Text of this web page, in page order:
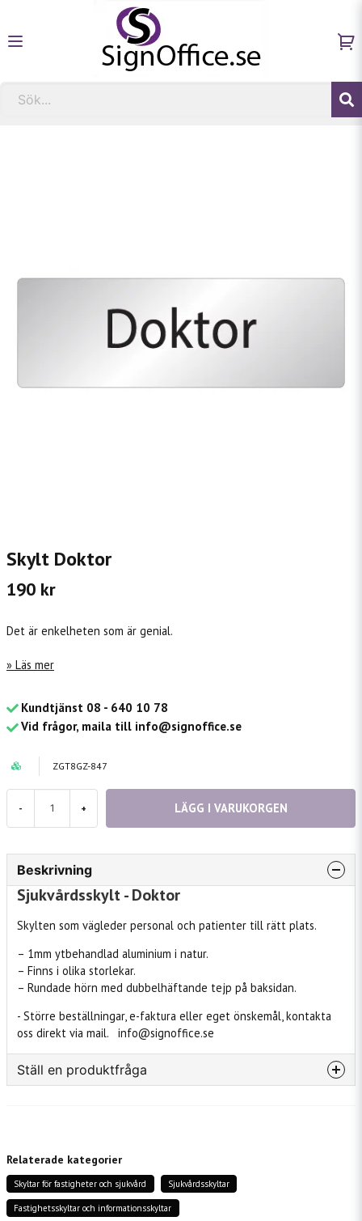
Skylt Doktor
190 kr
Det är enkelheten som är genial.
Läs mer
Kundtjänst 08 - 640 10 78
Vid frågor, maila till info@signoffice.se
ZGT8GZ-847
- + LÄGG I VARUKORGEN
Beskrivning
Sjukvårdsskylt - Doktor
Skylten som vägleder personal och patienter till rätt plats.
– 1mm ytbehandlad aluminium i natur.
– Finns i olika storlekar.
– Rundade hörn med dubbelhäftande tejp på baksidan.
- Större beställningar, e-faktura eller eget önskemål, kontakta
oss direkt via mail. info@signoffice.se
Ställ en produktfråga
name
Namn
Relaterade kategorier
Skyltar för fastigheter och sjukvård Sjukvårdsskyltar
Fastighetsskyltar och informationsskyltar